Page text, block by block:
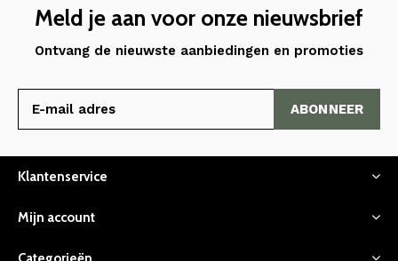
Meld je aan voor onze nieuwsbrief
Ontvang de nieuwste aanbiedingen en promoties
ABONNEER
Klantenservice
Mijn account